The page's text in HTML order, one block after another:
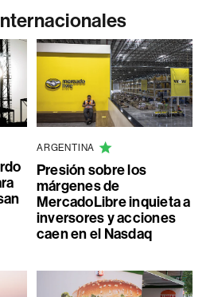
ARGENTINA
Presión sobre los
márgenes de
MercadoLibre inquieta a
inversores y acciones
caen en el Nasdaq